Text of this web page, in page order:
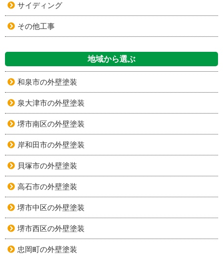
サイディング
その他工事
地域から選ぶ
和泉市の外壁塗装
泉大津市の外壁塗装
堺市南区の外壁塗装
岸和田市の外壁塗装
貝塚市の外壁塗装
高石市の外壁塗装
堺市中区の外壁塗装
堺市西区の外壁塗装
忠岡町の外壁塗装